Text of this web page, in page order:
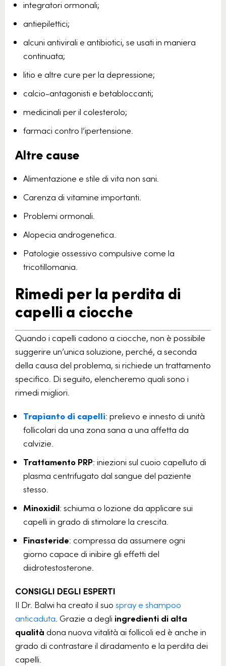
integratori ormonali;
antiepilettici;
alcuni antivirali e antibiotici, se usati in maniera
continuata;
litio e altre cure per la depressione;
calcio-antagonisti e betabloccanti;
medicinali per il colesterolo;
farmaci contro l’ipertensione.
Altre cause
Alimentazione e stile di vita non sani.
Carenza di vitamine importanti.
Problemi ormonali.
Alopecia androgenetica.
Patologie ossessivo compulsive come la
tricotillomania.
Rimedi per la perdita di
capelli a ciocche
Quando i capelli cadono a ciocche, non è possibile
suggerire un’unica soluzione, perché, a seconda
della causa del problema, si richiede un trattamento
specifico. Di seguito, elencheremo quali sono i
rimedi migliori.
Trapianto di capelli: prelievo e innesto di unità
follicolari da una zona sana a una affetta da
calvizie.
Trattamento PRP: iniezioni sul cuoio capelluto di
plasma centrifugato dal sangue del paziente
stesso.
Minoxidil: schiuma o lozione da applicare sui
capelli in grado di stimolare la crescita.
Finasteride: compressa da assumere ogni
giorno capace di inibire gli effetti del
diidrotestosterone.
CONSIGLI DEGLI ESPERTI
Il Dr. Balwi ha creato il suo spray e shampoo
anticaduta. Grazie a degli ingredienti di alta
qualità dona nuova vitalità ai follicoli ed è anche in
grado di contrastare il diradamento e la perdita dei
capelli.